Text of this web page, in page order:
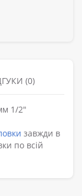
(0)
1/2"
завжди в
по всій